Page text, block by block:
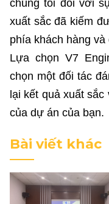
chúng tôi đối với
xuất sắc đã kiếm
phía khách hàng và
Lựa chọn V7
chọn một đối tác
lại kết quả xuất
của dự án của bạn.
Bài viết khác